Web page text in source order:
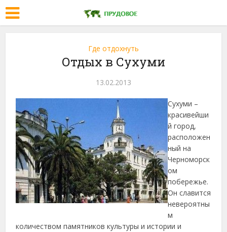
Где отдохнуть
Отдых в Сухуми
13.02.2013
Сухуми –
красивейши
й город,
расположен
ный на
Черноморск
ом
побережье.
Он славится
невероятны
м
количеством памятников культуры и истории и